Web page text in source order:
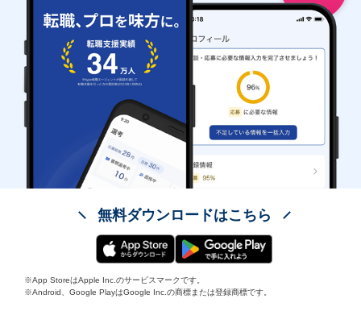
無料ダウンロードはこちら
※App StoreはApple Inc.のサービスマークです。
※Android、Google PlayはGoogle Inc.の商標または登録商標です。